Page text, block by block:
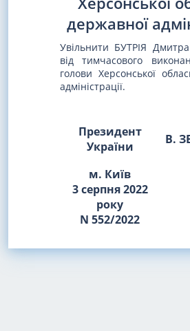
державної
Увільнити БУТРІЯ
від тимчасового
голови Херсонської
адміністрації.
Президент
України
В.
м. Київ
3 серпня 2022
року
N 552/2022